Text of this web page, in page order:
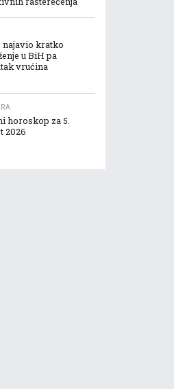
najavio kratko
u BiH pa
vrućina
horoskop za 5.
2026